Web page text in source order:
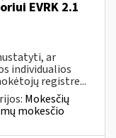
EVRK 2.1
ar
individualios
registre...
Mokesčių
mokesčio